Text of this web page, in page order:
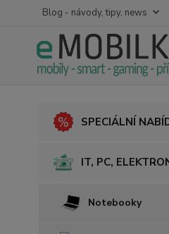
Blog - návody, tipy, news
SPECIÁLNÍ
IT, PC,
Notebooky